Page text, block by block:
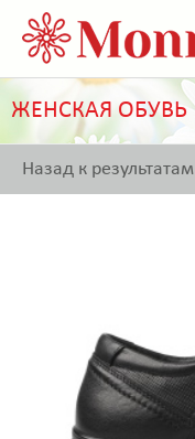
ЖЕНСКАЯ ОБУВЬ
Назад к результатам